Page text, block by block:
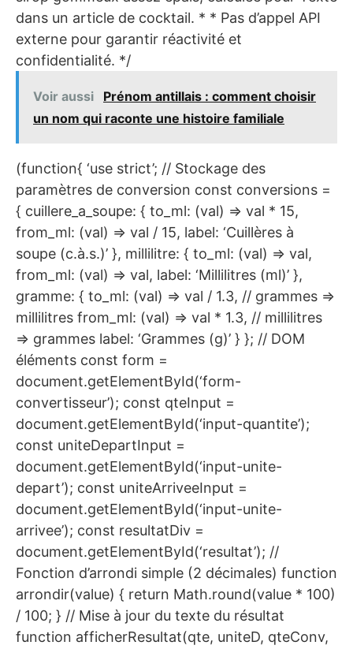
dans un article de cocktail. * * Pas d’appel API
externe pour garantir réactivité et
confidentialité. */
Voir aussi
Prénom antillais : comment choisir
un nom qui raconte une histoire familiale
(function{ ‘use strict’; // Stockage des
paramètres de conversion const conversions =
{ cuillere_a_soupe: { to_ml: (val) => val * 15,
from_ml: (val) => val / 15, label: ‘Cuillères à
soupe (c.à.s.)’ }, millilitre: { to_ml: (val) => val,
from_ml: (val) => val, label: ‘Millilitres (ml)’ },
gramme: { to_ml: (val) => val / 1.3, // grammes =>
millilitres from_ml: (val) => val * 1.3, // millilitres
=> grammes label: ‘Grammes (g)’ } }; // DOM
éléments const form =
document.getElementById(‘form-
convertisseur’); const qteInput =
document.getElementById(‘input-quantite’);
const uniteDepartInput =
document.getElementById(‘input-unite-
depart’); const uniteArriveeInput =
document.getElementById(‘input-unite-
arrivee’); const resultatDiv =
document.getElementById(‘resultat’); //
Fonction d’arrondi simple (2 décimales) function
arrondir(value) { return Math.round(value * 100)
/ 100; } // Mise à jour du texte du résultat
function afficherResultat(qte, uniteD, qteConv,